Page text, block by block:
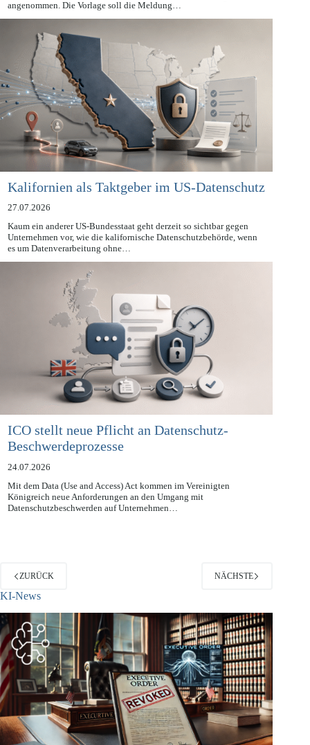
eine gemeinsame Meldevorlage für Datenschutzverletzungen
angenommen. Die Vorlage soll die Meldung…
Kalifornien als Taktgeber im US-Datenschutz
27.07.2026
Kaum ein anderer US-Bundesstaat geht derzeit so sichtbar gegen
Unternehmen vor, wie die kalifornische Datenschutzbehörde, wenn
es um Datenverarbeitung ohne…
ICO stellt neue Pflicht an Datenschutz-
Beschwerdeprozesse
24.07.2026
Mit dem Data (Use and Access) Act kommen im Vereinigten
Königreich neue Anforderungen an den Umgang mit
ZURÜCK
KI-News